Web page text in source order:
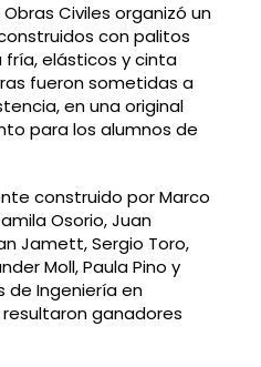
Civiles organizó un
con palitos
fría, elásticos y cinta
fueron sometidas a
en una original
para los alumnos de
construido por Marco
Osorio, Juan
Jamett, Sergio Toro,
Moll, Paula Pino y
de Ingeniería en
ganadores